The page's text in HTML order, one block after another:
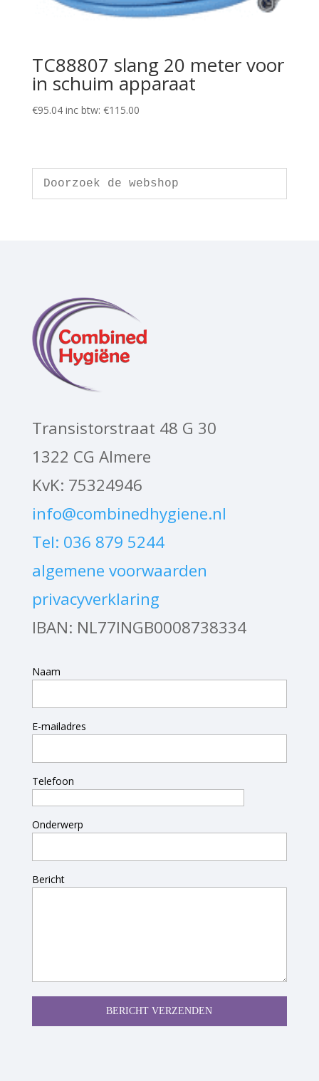
TC88807 slang 20 meter voor
in schuim apparaat
€95.04 inc btw: €115.00
Transistorstraat 48 G 30
1322 CG Almere
KvK: 75324946
info@combinedhygiene.nl
Tel: 036 879 5244
algemene voorwaarden
privacyverklaring
IBAN: NL77INGB0008738334
Naam
E-mailadres
Telefoon
Onderwerp
Bericht